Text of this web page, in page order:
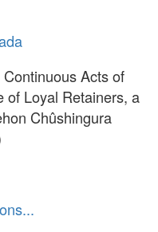
Acts of
of Loyal Retainers, a
Chûshingura